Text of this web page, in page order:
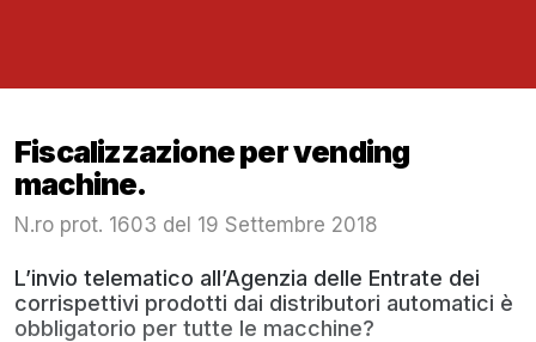
Fiscalizzazione per vending
machine.
N.ro prot. 1603 del 19 Settembre 2018
L’invio telematico all’Agenzia delle Entrate dei
corrispettivi prodotti dai distributori automatici è
obbligatorio per tutte le macchine?